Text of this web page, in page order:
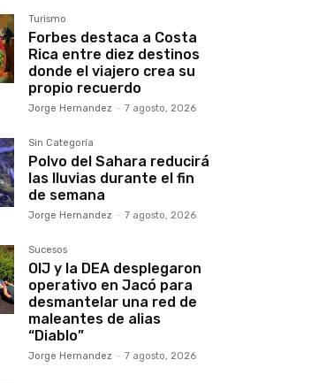
Turismo
Forbes destaca a Costa
Rica entre diez destinos
donde el viajero crea su
propio recuerdo
Jorge Hernandez - 7 agosto, 2026
Sin Categoría
Polvo del Sahara reducirá
las lluvias durante el fin
de semana
Jorge Hernandez - 7 agosto, 2026
Sucesos
OIJ y la DEA desplegaron
operativo en Jacó para
desmantelar una red de
maleantes de alias
“Diablo”
Jorge Hernandez - 7 agosto, 2026